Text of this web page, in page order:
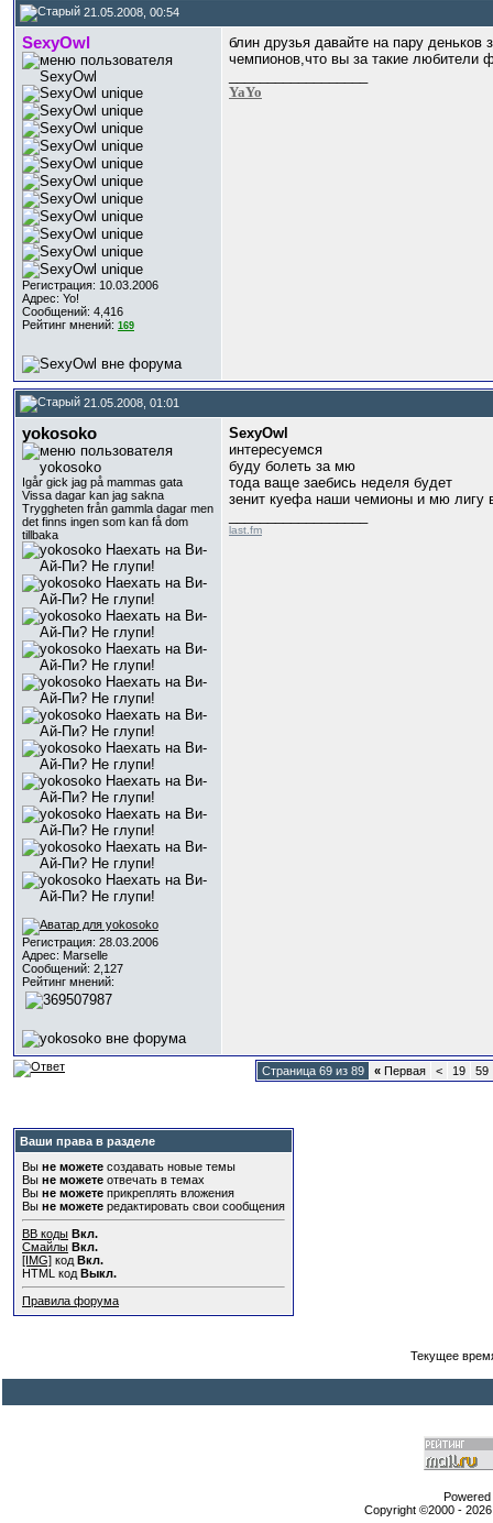
21.05.2008, 00:54
SexyOwl
Регистрация: 10.03.2006
Адрес: Yo!
Сообщений: 4,416
Рейтинг мнений: 169
блин друзья давайте на пару деньков
чемпионов,что вы за такие любители
YaYo
21.05.2008, 01:01
yokosoko
Igår gick jag på mammas gata
Vissa dagar kan jag sakna
Tryggheten från gammla dagar men
det finns ingen som kan få dom
tillbaka
Регистрация: 28.03.2006
Адрес: Marselle
Сообщений: 2,127
Рейтинг мнений:
SexyOwl
интересуемся
буду болеть за мю
тода ваще заебись неделя будет
зенит куефа наши чемионы и мю лигу
last.fm
Страница 69 из 89 « Первая < 19 59
Ваши права в разделе
Вы не можете создавать новые темы
Вы не можете отвечать в темах
Вы не можете прикреплять вложения
Вы не можете редактировать свои сообщения
BB коды Вкл.
Смайлы Вкл.
[IMG] код Вкл.
HTML код Выкл.
Правила форума
Текущее
Copyright ©2000 -